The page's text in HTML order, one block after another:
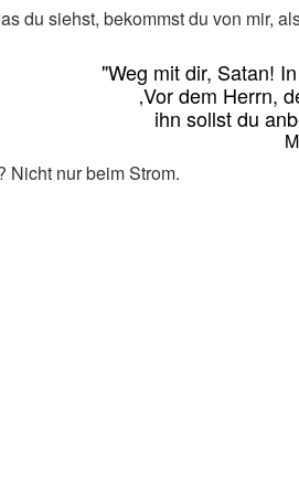
du siehst, bekommst du von mir,
"Weg mit dir, Satan!
‚Vor dem Herrn,
ihn sollst du
Nicht nur beim Strom.